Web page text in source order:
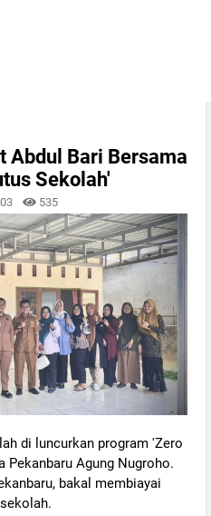
Abdul Bari Bersama
Sekolah'
535
di luncurkan program 'Zero
Pekanbaru Agung Nugroho.
bakal membiayai